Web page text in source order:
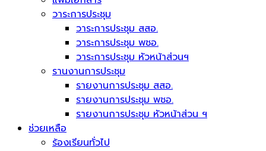
วาระการประชุม
วาระการประชุม สสอ.
วาระการประชุม พชอ.
วาระการประชุม หัวหน้าส่วนฯ
รานงานการประชุม
รายงานการประชุม สสอ.
รายงานการประชุม พชอ.
รายงานการประชุม หัวหน้าส่วน ฯ
ช่วยเหลือ
ร้องเรียนทั่วไป